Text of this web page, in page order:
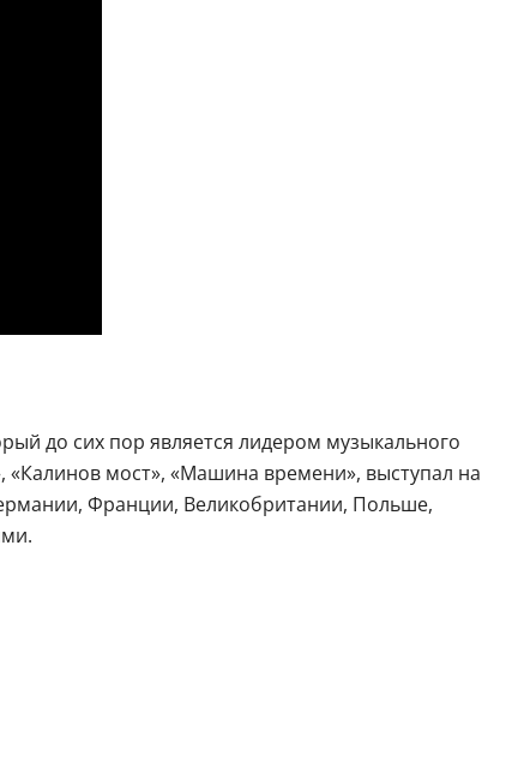
до сих пор является лидером музыкального
«Калинов мост», «Машина времени», выступал на
Франции, Великобритании, Польше,